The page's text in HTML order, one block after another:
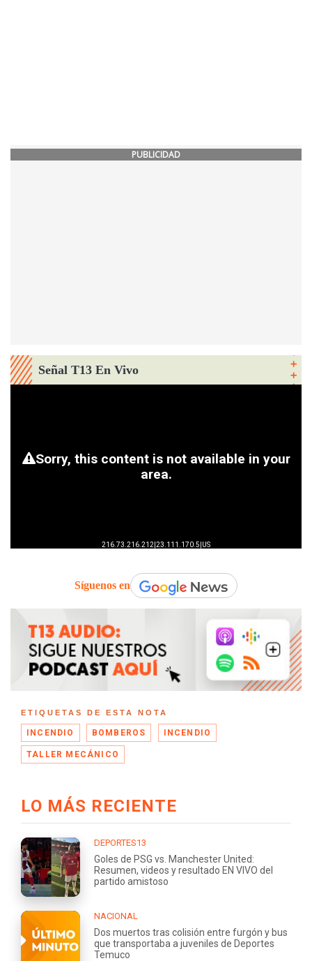
PUBLICIDAD
Señal T13 En Vivo
Síguenos en
ETIQUETAS DE ESTA NOTA
INCENDIO BOMBEROS INCENDIO
TALLER MECÁNICO
LO MÁS RECIENTE
DEPORTES13
Goles de PSG vs. Manchester United:
Resumen, videos y resultado EN VIVO del
partido amistoso
NACIONAL
Dos muertos tras colisión entre furgón y bus
que transportaba a juveniles de Deportes
Temuco